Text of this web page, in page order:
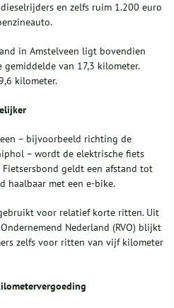
en zelfs ruim 1.200 euro
in Amstelveen ligt bovendien
van 17,3 kilometer.
kilometer.
– bijvoorbeeld richting de
– wordt de elektrische fiets
geldt een afstand tot
haalbaar met een e-bike.
voor relatief korte ritten. Uit
Nederland (RVO) blijkt
zelfs voor ritten van vijf kilometer